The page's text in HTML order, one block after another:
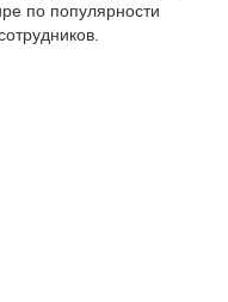
по популярности